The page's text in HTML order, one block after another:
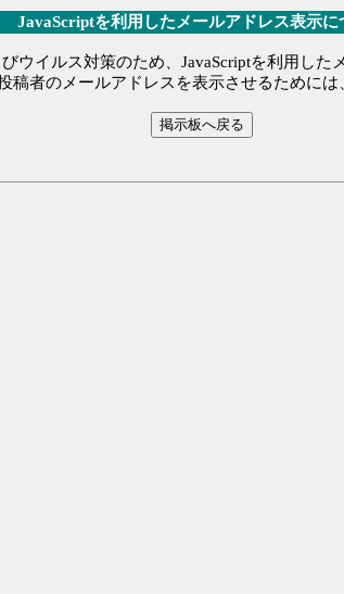
JavaScriptを利用したメールアドレス表示に
ウイルス対策のため、JavaScriptを利用した
稿者のメールアドレスを表示させるためには